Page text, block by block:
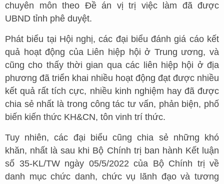
chuyên môn theo Đề án vị trị việc làm đã được
UBND tỉnh phê duyệt.
Phát biểu tại Hội nghị, các đại biểu đánh giá cáo kết
quả hoạt động của Liên hiệp hội ở Trung ương, và
cũng cho thấy thời gian qua các liên hiệp hội ở địa
phương đã triển khai nhiều hoạt động đạt được nhiều
kết quả rất tích cực, nhiều kinh nghiệm hay đã được
chia sẻ nhất là trong công tác tư vấn, phản biện, phố
biến kiến thức KH&CN, tôn vinh trí thức.
Tuy nhiên, các đại biểu cũng chia sẻ những khó
khăn, nhất là sau khi Bộ Chính trị ban hành Kết luận
số 35-KL/TW ngày 05/5/2022 của Bộ Chính trị về
danh mục chức danh, chức vụ lãnh đạo và tương